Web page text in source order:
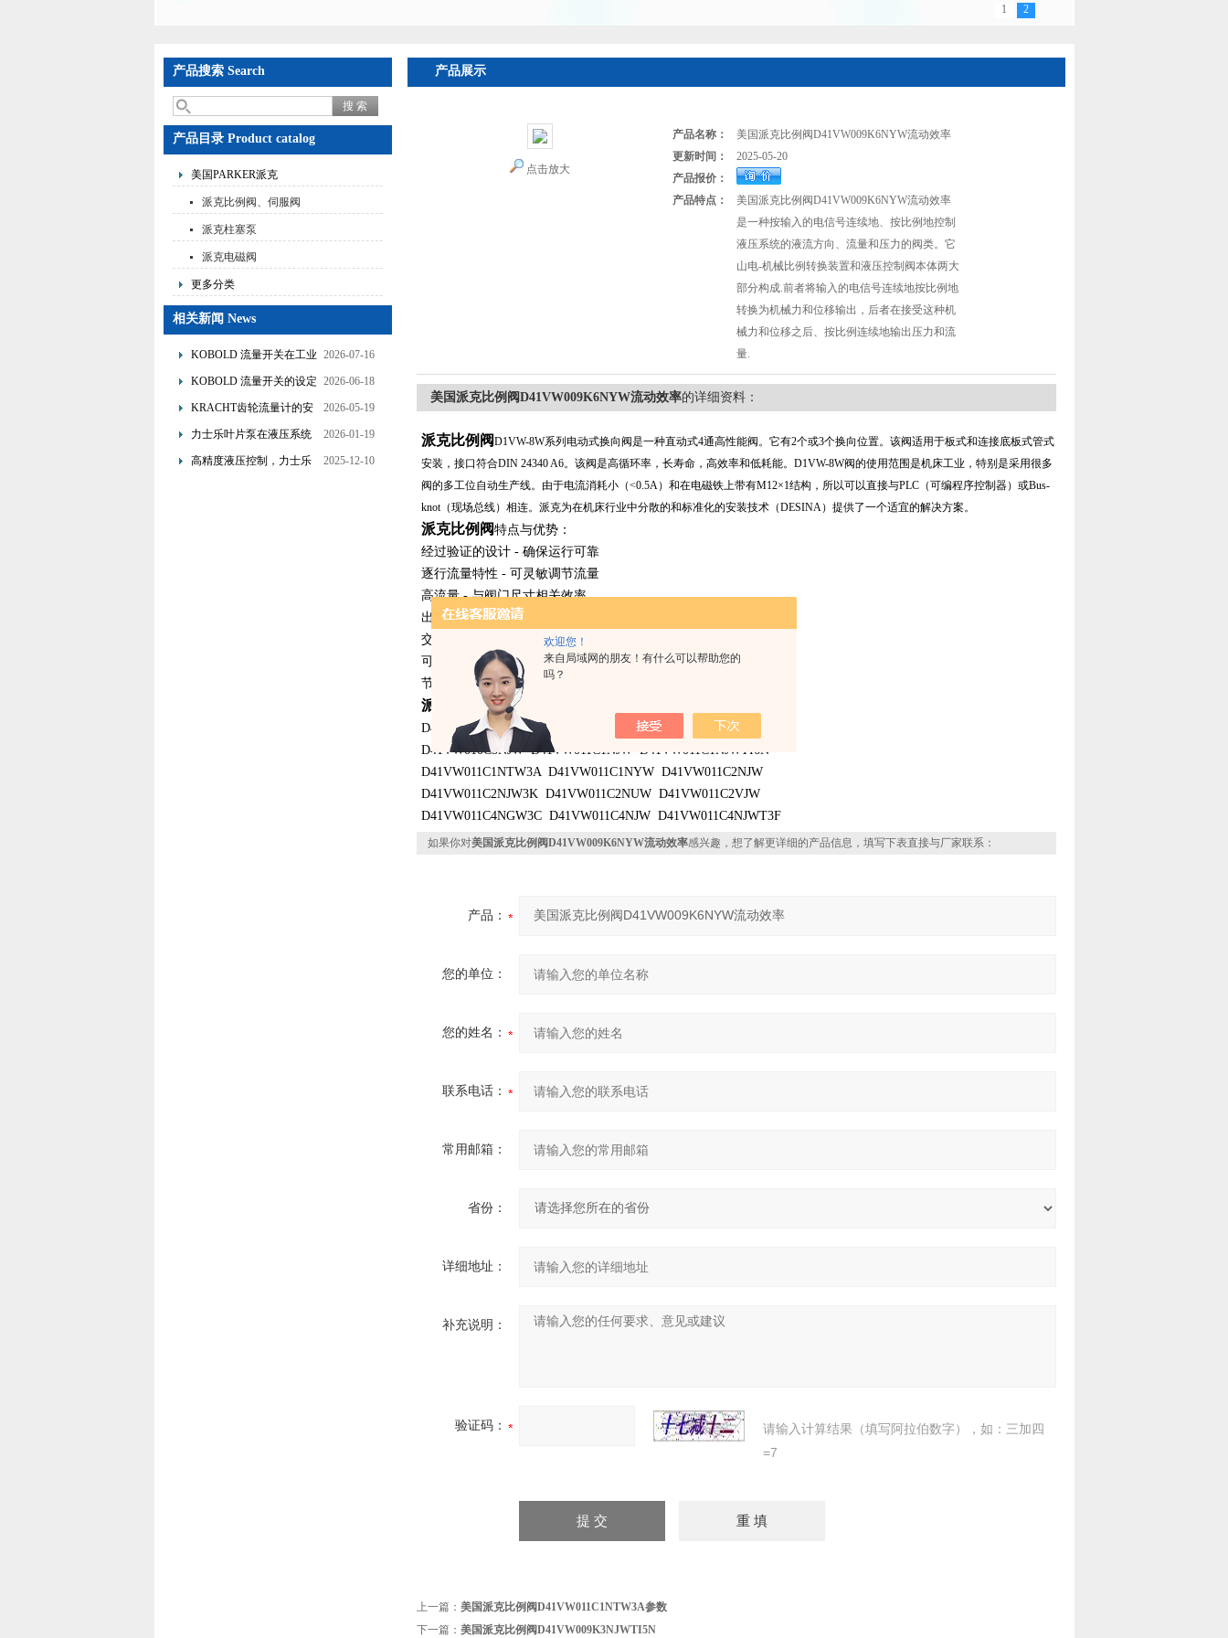
欢迎您！
来自局域网的朋友！有什么可以帮助您的
吗？
1 2
产品搜索 Search
产品目录 Product catalog
美国PARKER派克
派克比例阀、伺服阀
派克柱塞泵
派克电磁阀
更多分类
相关新闻 News
KOBOLD 流量开关在工业
管道水流量监测中的应用
2026-07-16
KOBOLD 流量开关的设定
流量调节与刻度指示
2026-06-18
KRACHT齿轮流量计的安
装要求：直管段、过滤器
2026-05-19
力士乐叶片泵在液压系统
中的应用分析
2026-01-19
高精度液压控制，力士乐
2025-12-10
产品展示
点击放大
产品名称：
美国派克比例阀D41VW009K6NYW流动效率
更新时间：
2025-05-20
产品报价：
产品特点：
美国派克比例阀D41VW009K6NYW流动效率
是一种按输入的电信号连续地、按比例地控制
液压系统的液流方向、流量和压力的阀类。它
山电-机械比例转换装置和液压控制阀本体两大
部分构成.前者将输入的电信号连续地按比例地
转换为机械力和位移输出，后者在接受这种机
械力和位移之后、按比例连续地输出压力和流
量.
美国派克比例阀D41VW009K6NYW流动效率的详细资料：
派克比例阀D1VW-8W系列电动式换向阀是一种直动式4通高性能阀。它有2个或3个换向位置。该阀适用于板式和连接底板式管式
安装，接口符合DIN 24340 A6。该阀是高循环率，长寿命，高效率和低耗能。D1VW-8W阀的使用范围是机床工业，特别是采用很多
阀的多工位自动生产线。由于电流消耗小（<0.5A）和在电磁铁上带有M12×1结构，所以可以直接与PLC（可编程序控制器）或Bus-
knot（现场总线）相连。派克为在机床行业中分散的和标准化的安装技术（DESINA）提供了一个适宜的解决方案。
派克比例阀特点与优势：
经过验证的设计 - 确保运行可靠
逐行流量特性 - 可灵敏调节流量
高流量 - 与阀门尺寸相关效率
出色的性价比 - 投资回报快
交货时间短 - 无需存储
可选择中心位置监控
节能A-再生可选
派克比例阀部分型号如下：
D41VW009K6NYW D41VW009K6VJW D41VW010C4NJW
D41VW010C5NJW D41VW011C1NJW D41VW011C1NJWTI6N
D41VW011C1NTW3A D41VW011C1NYW D41VW011C2NJW
D41VW011C2NJW3K D41VW011C2NUW D41VW011C2VJW
D41VW011C4NGW3C D41VW011C4NJW D41VW011C4NJWT3F
如果你对美国派克比例阀D41VW009K6NYW流动效率感兴趣，想了解更详细的产品信息，填写下表直接与厂家联系：
产品：
您的单位：
您的姓名：
联系电话：
常用邮箱：
省份：
详细地址：
补充说明：
验证码：
请输入计算结果（填写阿拉伯数字），如：三加四
=7
上一篇： 美国派克比例阀D41VW011C1NTW3A参数
下一篇： 美国派克比例阀D41VW009K3NJWTI5N